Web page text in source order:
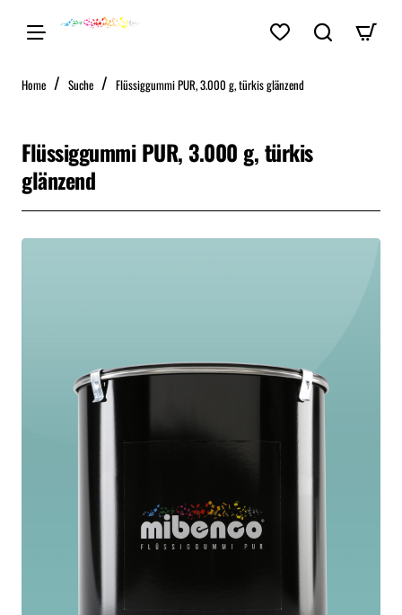
Home home Suche Flüssiggummi PUR, 3.000 g, türkis glänzend
Flüssiggummi PUR, 3.000 g, türkis
glänzend